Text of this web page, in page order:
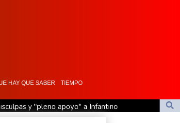
HAY QUE SABER TIEMPO
y "pleno apoyo" a Infantino